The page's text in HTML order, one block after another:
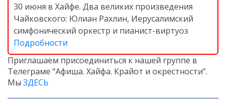
30 июня в Хайфе. Два великих произведения
Чайковского: Юлиан Рахлин, Иерусалимский
симфонический оркестр и пианист-виртуоз
Подробности
Приглашаем присоединиться к нашей группе в
Телеграме “Афиша. Хайфа. Крайот и окрестности”.
Мы ЗДЕСЬ